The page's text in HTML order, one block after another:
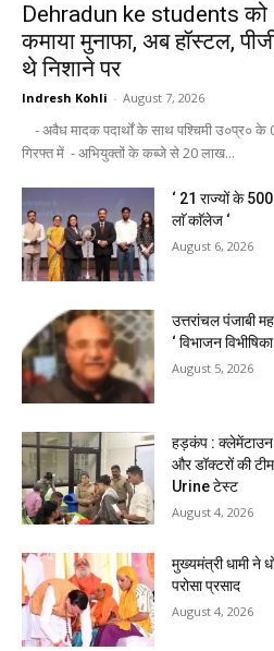
Dehradun ke students को
कमाया मुनाफा, अब हॉस्टल,
थे निशाने पर
Indresh Kohli - August 7, 2026
- अवैध मादक पदार्थों के साथ पश्चिमी उ०प्र०
गिरफ्त में - अभियुक्तों के कब्जे से 20 लाख...
‘ 21 राज्यों के
लाॅ काॅलेज ‘
August 6, 2026
उत्तरांचल पंजाबी
‘ विभाजन
August 5, 2026
हड़कंप :
और डॉक्टरों की
Urine टेस्ट
August 4, 2026
मुख्यमंत्री धामी ने
परोसा प्रसाद
August 4, 2026